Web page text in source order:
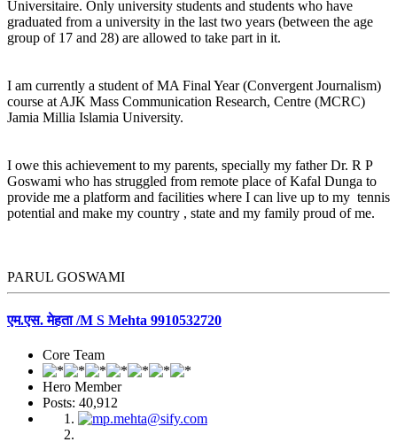
Universitaire. Only university students and students who have
graduated from a university in the last two years (between the age
group of 17 and 28) are allowed to take part in it.
I am currently a student of MA Final Year (Convergent Journalism)
course at AJK Mass Communication Research, Centre (MCRC)
Jamia Millia Islamia University.
I owe this achievement to my parents, specially my father Dr. R P
Goswami who has struggled from remote place of Kafal Dunga to
provide me a platform and facilities where I can live up to my tennis
potential and make my country , state and my family proud of me.
PARUL GOSWAMI
एम.एस. मेहता /M S Mehta 9910532720
Core Team
Hero Member
Posts: 40,912